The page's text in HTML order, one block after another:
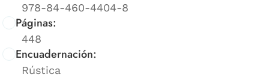
978-84-460-4404-8
Páginas:
448
Encuadernación:
Rústica